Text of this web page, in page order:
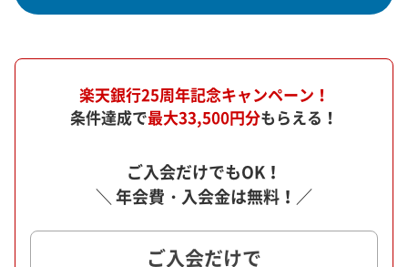
楽天銀行25周年記念キャンペーン！
条件達成で最大33,500円分もらえる！
ご入会だけでもOK！
＼ 年会費・入会金は無料！／
ご入会だけで